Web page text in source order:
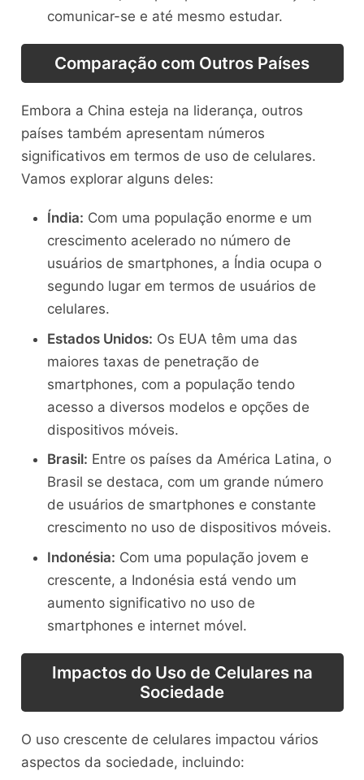
comunicar-se e até mesmo estudar.
Comparação com Outros Países
Embora a China esteja na liderança, outros
países também apresentam números
significativos em termos de uso de celulares.
Vamos explorar alguns deles:
Índia: Com uma população enorme e um
crescimento acelerado no número de
usuários de smartphones, a Índia ocupa o
segundo lugar em termos de usuários de
celulares.
Estados Unidos: Os EUA têm uma das
maiores taxas de penetração de
smartphones, com a população tendo
acesso a diversos modelos e opções de
dispositivos móveis.
Brasil: Entre os países da América Latina, o
Brasil se destaca, com um grande número
de usuários de smartphones e constante
crescimento no uso de dispositivos móveis.
Indonésia: Com uma população jovem e
crescente, a Indonésia está vendo um
aumento significativo no uso de
smartphones e internet móvel.
Impactos do Uso de Celulares na
Sociedade
O uso crescente de celulares impactou vários
aspectos da sociedade, incluindo: